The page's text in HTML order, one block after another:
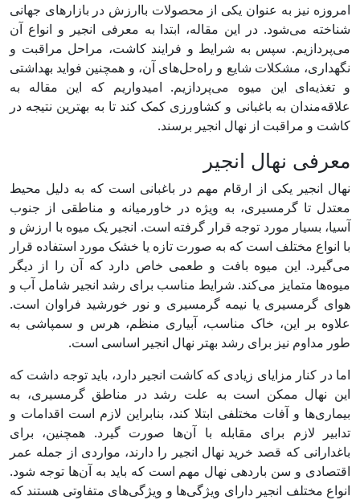
امروزه نیز به عنوان یکی از محصولات باارزش در بازارهای جهانی
شناخته می‌شود. در این مقاله، ابتدا به معرفی انجیر و انواع آن
می‌پردازیم. سپس به شرایط و فرایند کاشت، مراحل مراقبت و
نگهداری، مشکلات شایع و راه‌حل‌های آن، و همچنین فواید بهداشتی
و تغذیه‌ای این میوه می‌پردازیم. امیدواریم که این مقاله به
علاقه‌مندان به باغبانی و کشاورزی کمک کند تا به بهترین نتیجه در
کاشت و مراقبت از نهال انجیر برسند.
معرفی نهال انجیر
نهال انجیر یکی از ارقام مهم در باغبانی است که به دلیل محیط
معتدل تا گرمسیری، به ویژه در خاورمیانه و مناطقی از جنوب
آسیا، بسیار مورد توجه قرار گرفته است. انجیر یک میوه با ارزش و
با انواع مختلف است که به صورت تازه یا خشک مورد استفاده قرار
می‌گیرد. این میوه بافت و طعمی خاص دارد که آن را از دیگر
میوه‌ها متمایز می‌کند. شرایط مناسب برای رشد انجیر شامل آب و
هوای گرمسیری یا نیمه گرمسیری و نور خورشید فراوان است.
علاوه بر این، خاک مناسب، آبیاری منظم، هرس و سمپاشی به
طور مداوم نیز برای رشد بهتر نهال انجیر اساسی است.
اما در کنار مزایای زیادی که کاشت انجیر دارد، باید توجه داشت که
این نهال ممکن است به علت رشد در مناطق گرمسیری، به
بیماری‌ها و آفات مختلفی ابتلا کند، بنابراین لازم است اقدامات و
تدابیر لازم برای مقابله با آن‌ها صورت گیرد. همچنین، برای
باغدارانی که قصد خرید نهال انجیر را دارند، مواردی از جمله عمر
اقتصادی و سن باردهی نهال مهم است که باید به آن‌ها توجه شود.
انواع مختلف انجیر دارای ویژگی‌ها و ویژگی‌های متفاوتی هستند که